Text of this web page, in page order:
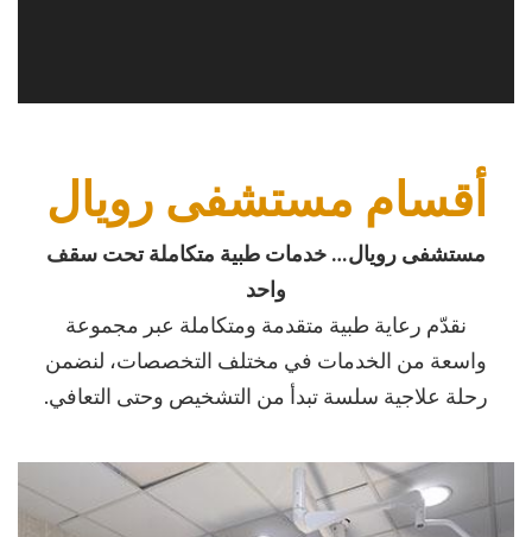
أقسام مستشفى رويال
مستشفى رويال… خدمات طبية متكاملة تحت سقف
واحد
نقدّم رعاية طبية متقدمة ومتكاملة عبر مجموعة
واسعة من الخدمات في مختلف التخصصات، لنضمن
رحلة علاجية سلسة تبدأ من التشخيص وحتى التعافي.